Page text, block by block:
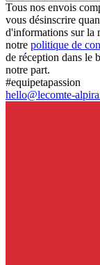
Tous nos envois
vous désinscrire
d'informations sur la
notre politique de
de réception dans le
notre part.
#equipetapassion
hello@lecomte-